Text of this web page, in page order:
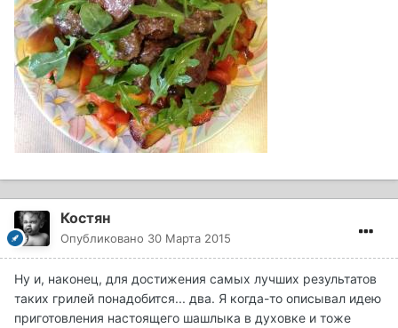
Костян
Опубликовано 30 Марта 2015
Ну и, наконец, для достижения самых лучших результатов
таких грилей понадобится... два. Я когда-то описывал идею
приготовления настоящего шашлыка в духовке и тоже